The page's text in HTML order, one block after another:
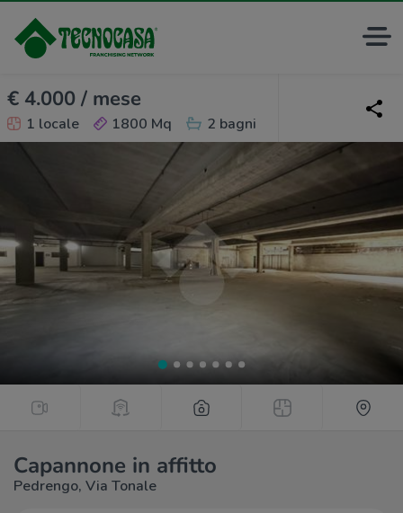
€ 4.000 / mese
1 locale 1800 Mq 2 bagni
Capannone in affitto
Pedrengo, Via Tonale